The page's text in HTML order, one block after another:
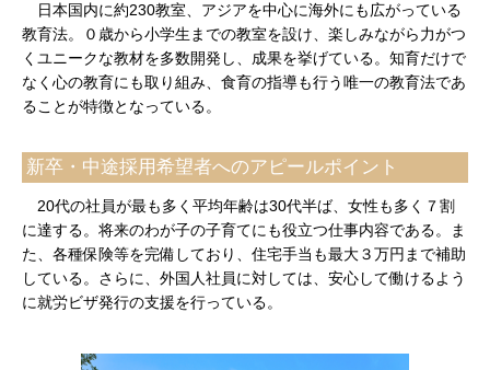
日本国内に約230教室、アジアを中心に海外にも広がっている
教育法。０歳から小学生までの教室を設け、楽しみながら力がつ
くユニークな教材を多数開発し、成果を挙げている。知育だけで
なく心の教育にも取り組み、食育の指導も行う唯一の教育法であ
ることが特徴となっている。
新卒・中途採用希望者へのアピールポイント
20代の社員が最も多く平均年齢は30代半ば、女性も多く７割
に達する。将来のわが子の子育てにも役立つ仕事内容である。ま
た、各種保険等を完備しており、住宅手当も最大３万円まで補助
している。さらに、外国人社員に対しては、安心して働けるよう
に就労ビザ発行の支援を行っている。